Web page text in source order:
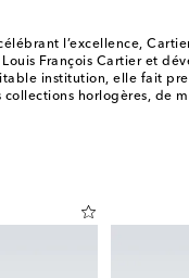
l’excellence,
Louis François Cartier et
institution, elle fait
horlogères, de
et Richemont SA. Les